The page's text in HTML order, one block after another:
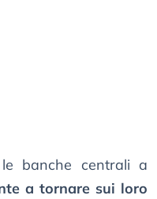
banche centrali a
a tornare sui loro